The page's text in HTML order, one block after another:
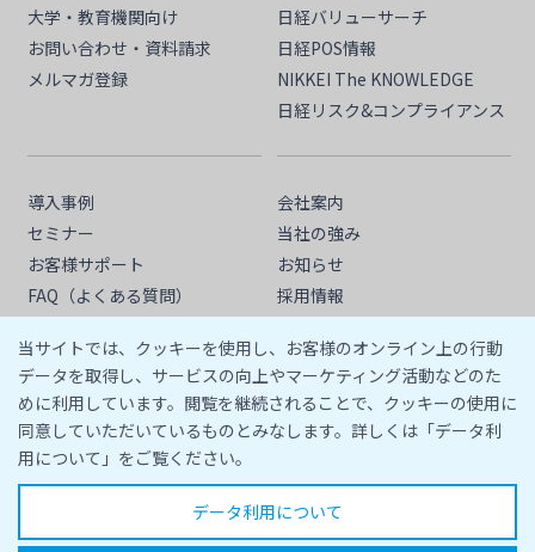
当サイトでは、クッキーを使用し、お客様のオンライン上の行動
データを取得し、サービスの向上やマーケティング活動などのた
めに利用しています。閲覧を継続されることで、クッキーの使用に
同意していただいているものとみなします。詳しくは「データ利
用について」をご覧ください。
データ利用について
大学・教育機関向け
お問い合わせ・資料請求
メルマガ登録
日経バリューサーチ
日経POS情報
NIKKEI The KNOWLEDGE
日経リスク&コンプライアンス
導入事例
セミナー
お客様サポート
FAQ（よくある質問）
会社案内
当社の強み
お知らせ
採用情報
サプライヤー行動規範